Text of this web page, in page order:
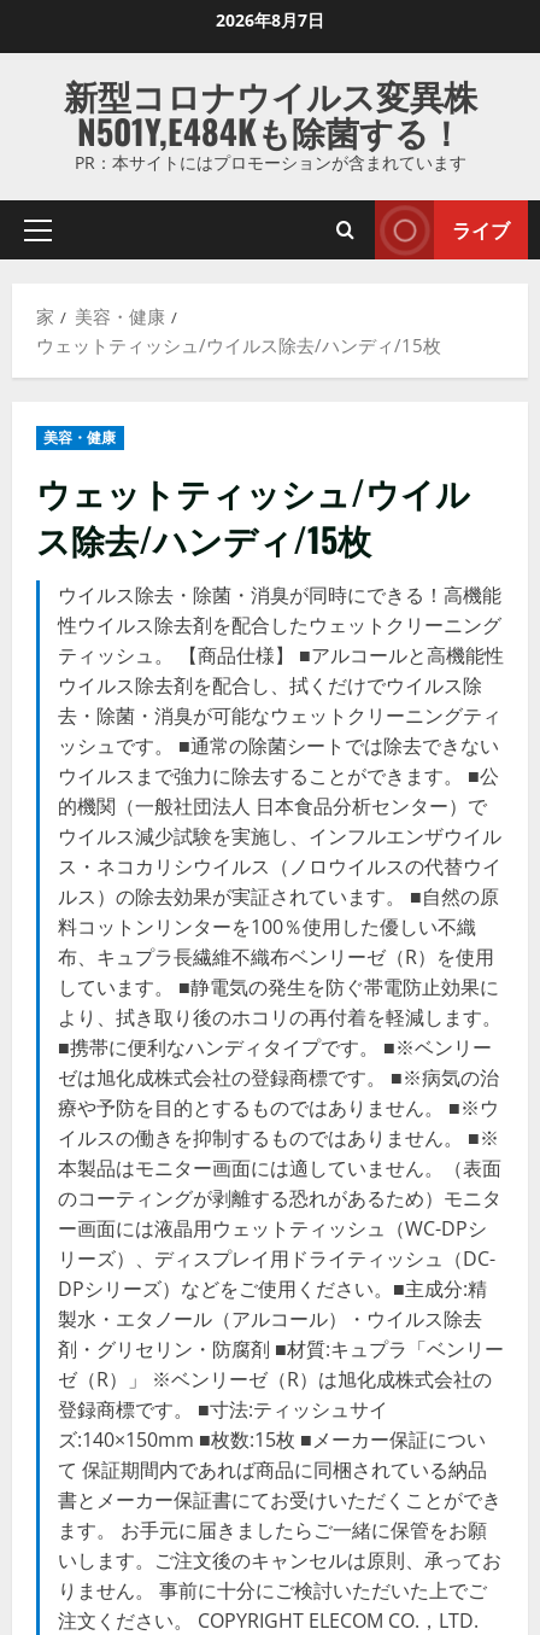
ス
ッ
す
2026年8月7日
新型コロナウイルス変異株
N501Y,E484Kも除菌する！
PR：本サイトにはプロモーションが含まれています
プ
マ
リ
ュ
ライブ
家
美容・健康
ウェットティッシュ/ウイルス除去/ハンディ/15枚
美容・健康
ウェットティッシュ/ウイル
ス除去/ハンディ/15枚
ウイルス除去・除菌・消臭が同時にできる！高機能
性ウイルス除去剤を配合したウェットクリーニング
ティッシュ。 【商品仕様】 ■アルコールと高機能性
ウイルス除去剤を配合し、拭くだけでウイルス除
去・除菌・消臭が可能なウェットクリーニングティ
ッシュです。 ■通常の除菌シートでは除去できない
ウイルスまで強力に除去することができます。 ■公
的機関（一般社団法人 日本食品分析センター）で
ウイルス減少試験を実施し、インフルエンザウイル
ス・ネコカリシウイルス（ノロウイルスの代替ウイ
ルス）の除去効果が実証されています。 ■自然の原
料コットンリンターを100％使用した優しい不織
布、キュプラ長繊維不織布ベンリーゼ（R）を使用
しています。 ■静電気の発生を防ぐ帯電防止効果に
より、拭き取り後のホコリの再付着を軽減します。
■携帯に便利なハンディタイプです。 ■※ベンリー
ゼは旭化成株式会社の登録商標です。 ■※病気の治
療や予防を目的とするものではありません。 ■※ウ
イルスの働きを抑制するものではありません。 ■※
本製品はモニター画面には適していません。（表面
のコーティングが剥離する恐れがあるため）モニタ
ー画面には液晶用ウェットティッシュ（WC-DPシ
リーズ）、ディスプレイ用ドライティッシュ（DC-
DPシリーズ）などをご使用ください。■主成分:精
製水・エタノール（アルコール）・ウイルス除去
剤・グリセリン・防腐剤 ■材質:キュプラ「ベンリー
ゼ（R）」 ※ベンリーゼ（R）は旭化成株式会社の
登録商標です。 ■寸法:ティッシュサイ
ズ:140×150mm ■枚数:15枚 ■メーカー保証につい
て 保証期間内であれば商品に同梱されている納品
書とメーカー保証書にてお受けいただくことができ
ます。 お手元に届きましたらご一緒に保管をお願
いします。ご注文後のキャンセルは原則、承ってお
りません。 事前に十分にご検討いただいた上でご
注文ください。 COPYRIGHT ELECOM CO.，LTD.